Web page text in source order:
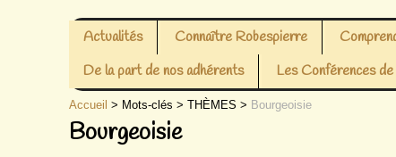
Actualités Connaître Robespierre
De la part de nos adhérents
Les Conférences
Accueil > Mots-clés > THÈMES > Bourgeoisie
Bourgeoisie